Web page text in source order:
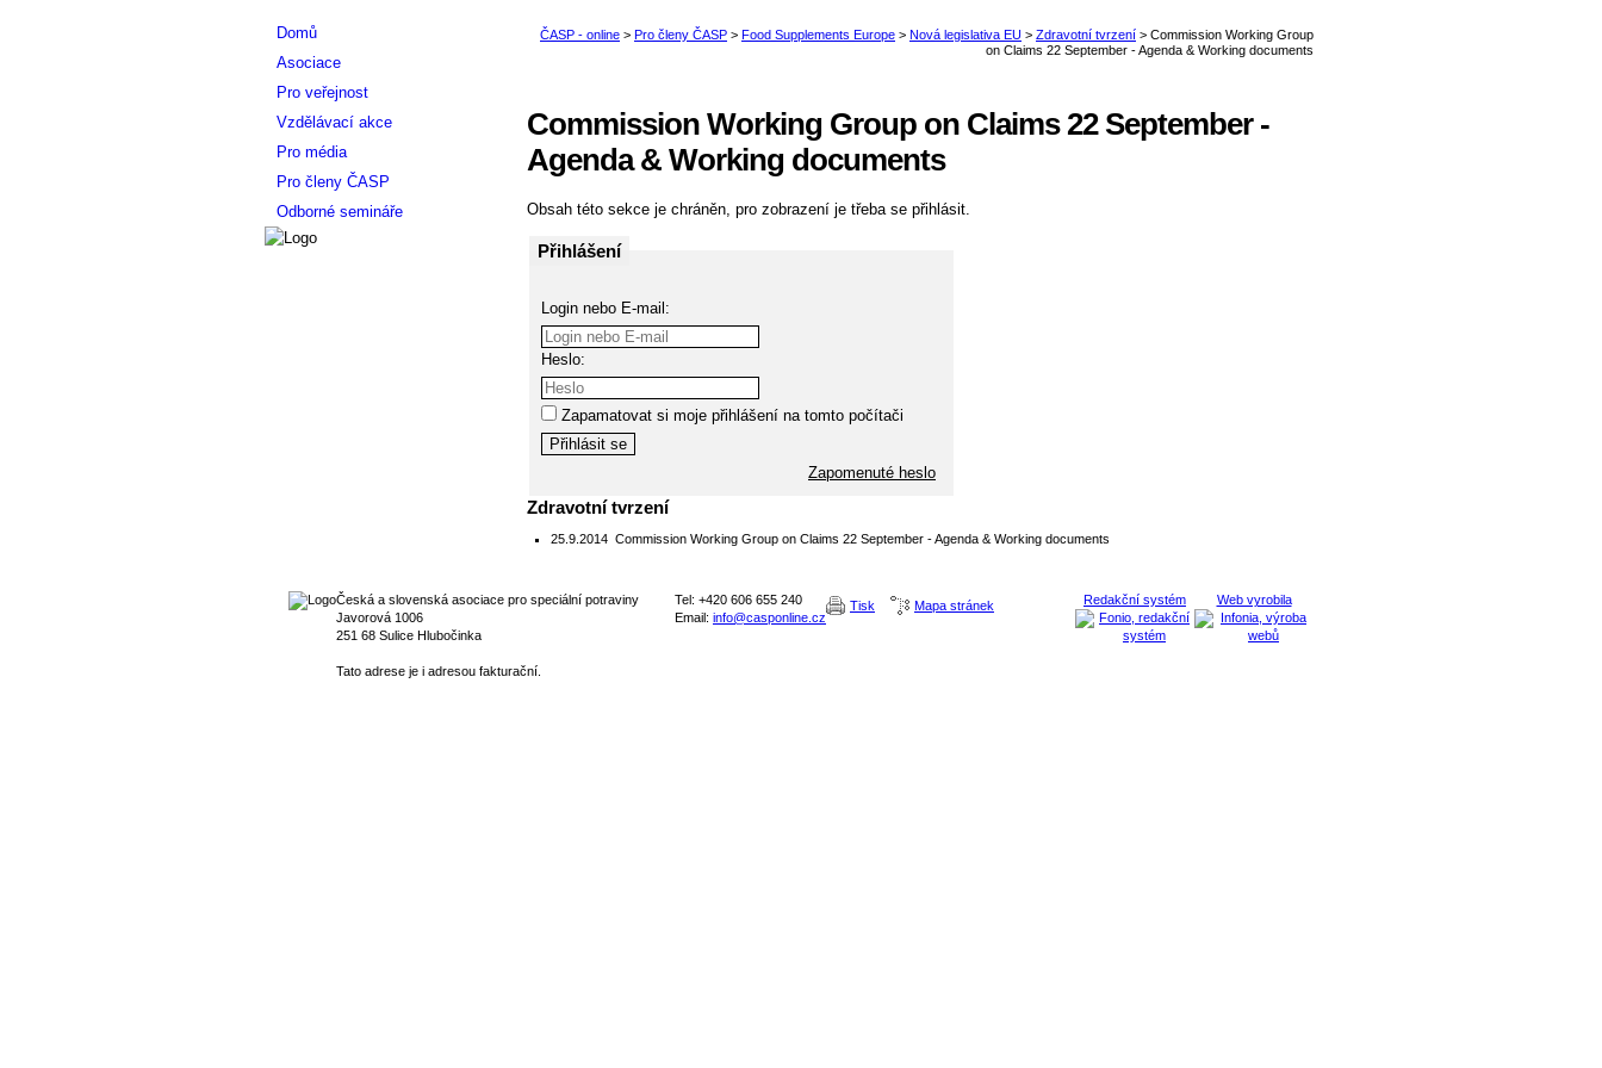
Commission Working Group on Claims 22 September -
Agenda & Working documents
Obsah této sekce je chráněn, pro zobrazení je třeba se přihlásit.
Přihlášení
Login nebo E-mail:
Heslo:
Zapamatovat si moje přihlášení na tomto počítači
Zapomenuté heslo
Zdravotní tvrzení
25.9.2014 Commission Working Group on Claims 22 September - Agenda & Working documents
Domů
Asociace
Pro veřejnost
Vzdělávací akce
Pro média
Pro členy ČASP
Odborné semináře
Redakční systém Web vyrobila
Česká a slovenská asociace pro speciální potraviny
Javorová 1006
251 68 Sulice Hlubočinka
Tato adrese je i adresou fakturační.
Tel: +420 606 655 240
Email: info@casponline.cz
Tisk Mapa stránek